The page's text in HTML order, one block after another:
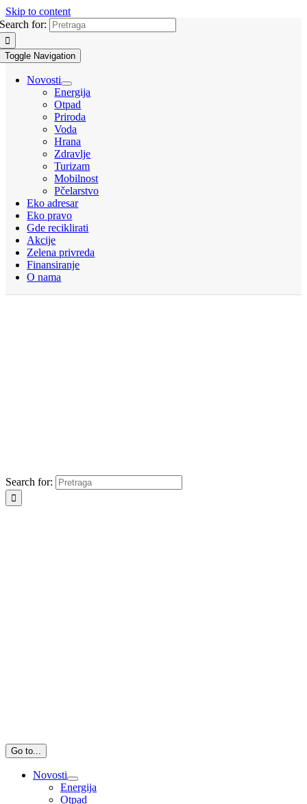
Skip to content
Search for:
Toggle Navigation
Novosti
Energija
Otpad
Priroda
Voda
Hrana
Zdravlje
Turizam
Mobilnost
Pčelarstvo
Eko adresar
Eko pravo
Gde reciklirati
Akcije
Zelena privreda
Finansiranje
O nama
Search for:
Go to...
Novosti
Energija
Otpad